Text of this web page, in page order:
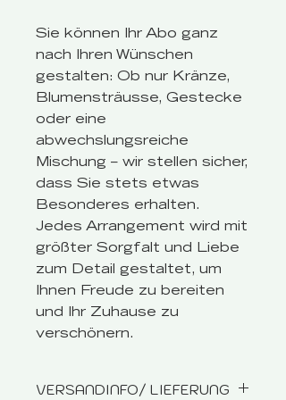
Sie können Ihr Abo ganz
nach Ihren Wünschen
gestalten: Ob nur Kränze,
Blumensträusse, Gestecke
oder eine
abwechslungsreiche
Mischung – wir stellen sicher,
dass Sie stets etwas
Besonderes erhalten.
Jedes Arrangement wird mit
größter Sorgfalt und Liebe
zum Detail gestaltet, um
Ihnen Freude zu bereiten
und Ihr Zuhause zu
verschönern.
VERSANDINFO/ LIEFERUNG